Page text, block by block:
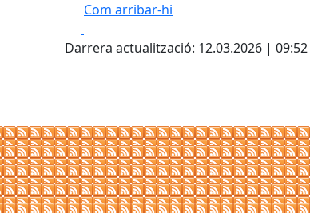
Com arribar-hi
+
Darrera actualització: 12.03.2026 | 09:52